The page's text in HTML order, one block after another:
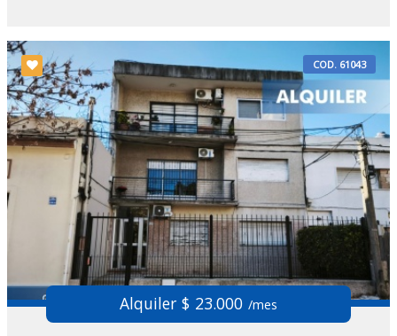
COD. 61043
Alquiler $ 23.000 /mes